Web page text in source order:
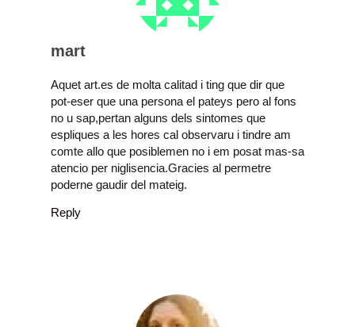
mart
Aquet art.es de molta calitad i ting que dir que
pot-eser que una persona el pateys pero al fons
no u sap,pertan alguns dels sintomes que
espliques a les hores cal observaru i tindre am
comte allo que posiblemen no i em posat mas-sa
atencio per niglisencia.Gracies al permetre
poderne gaudir del mateig.
Reply